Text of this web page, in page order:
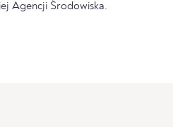
Agencji Środowiska.